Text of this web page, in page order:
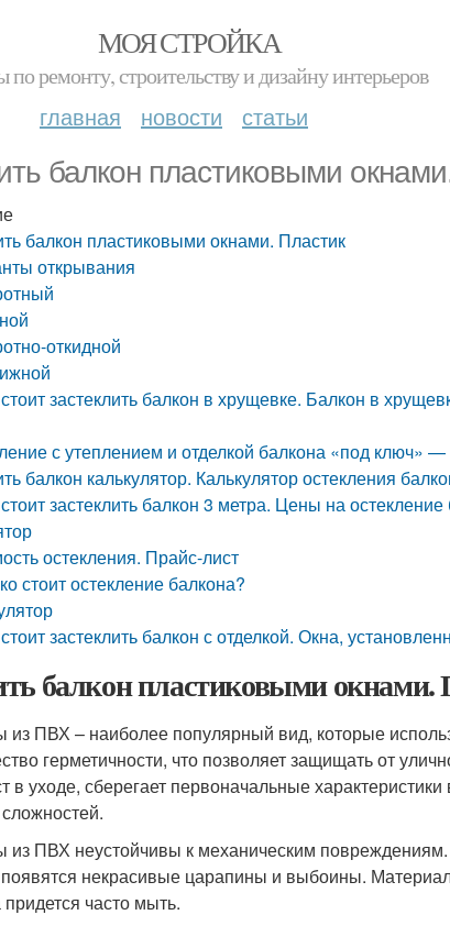
МОЯ СТРОЙКА
по ремонту, строительству и дизайну интерьеров
главная новости статьи
балкон пластиковыми
балкон пластиковыми окнами. Пластик
открывания
откидной
застеклить балкон в хрущевке. Балкон в
с утеплением и отделкой балкона «под ключ»
балкон калькулятор. Калькулятор остекления
застеклить балкон 3 метра. Цены на
остекления. Прайс-лист
стоит остекление балкона?
застеклить балкон с отделкой. Окна,
балкон пластиковыми окнами.
из ПВХ – наиболее популярный вид, которые
герметичности, что позволяет защищать от
в уходе, сберегает первоначальные
из ПВХ неустойчивы к механическим
некрасивые царапины и выбоины. Материал
часто мыть.